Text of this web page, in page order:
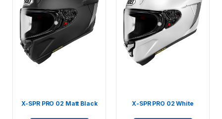
X-SPR PRO 02 Matt Black X-SPR PRO 02 White